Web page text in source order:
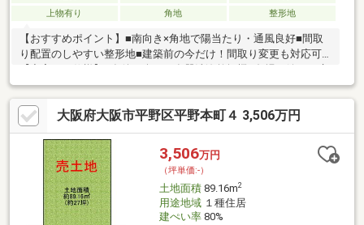
上物有り
角地 整形地
【おすすめポイント】■南向き×角地で陽当たり・通風良好■間取
り配置のしやすい整形地■建築前の今だけ！間取り変更も対応可
暖房■快適な浴室暖房乾燥機【オプション商品一例】■地震も安心
◎制震ダンパー■便利な衣類乾燥機「乾太くん」■太陽光とエネフ
ァームで光熱費節約【立地環境も良好】■スーパー・コンビニが
徒歩5分圏内で便利■小学校が徒歩7分で通学も安心＼お気軽にお
問合せください／ポータルサイトや他社サイトで気になる物件が
ございましたらどうぞお気軽にご相談ください！モデルハウスの
ご案内も可能です♪
大阪府大阪市平野区平野本町４ 3,506万円
3,506万円
（坪単価:-）
土地面積89.16m2
用途地域１種住居
建ぺい率80%